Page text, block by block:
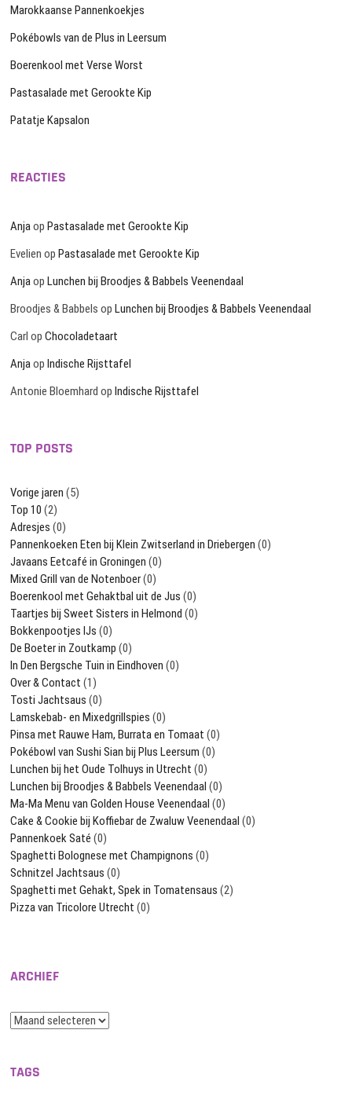
Marokkaanse Pannenkoekjes
Pokébowls van de Plus in Leersum
Boerenkool met Verse Worst
Pastasalade met Gerookte Kip
Patatje Kapsalon
REACTIES
AnjaopPastasalade met Gerookte Kip
Evelien opPastasalade met Gerookte Kip
AnjaopLunchen bij Broodjes & Babbels Veenendaal
Broodjes & Babbels opLunchen bij Broodjes & Babbels Veenendaal
Carl opChocoladetaart
AnjaopIndische Rijsttafel
Antonie Bloemhard opIndische Rijsttafel
TOP POSTS
Vorige jaren (5)
Top 10 (2)
Adresjes (0)
Pannenkoeken Eten bij Klein Zwitserland in Driebergen (0)
Javaans Eetcafé in Groningen (0)
Mixed Grill van de Notenboer(0)
Boerenkool met Gehaktbal uit de Jus (0)
Taartjes bij Sweet Sisters in Helmond (0)
Bokkenpootjes IJs (0)
De Boeter in Zoutkamp (0)
In Den Bergsche Tuin in Eindhoven (0)
Over & Contact (1)
Tosti Jachtsaus (0)
Lamskebab- en Mixedgrillspies (0)
Pinsa met Rauwe Ham, Burrata en Tomaat (0)
Pokébowl van Sushi Sian bij Plus Leersum (0)
Lunchen bij het Oude Tolhuys in Utrecht (0)
Lunchen bij Broodjes & Babbels Veenendaal (0)
Ma-Ma Menu van Golden House Veenendaal (0)
Cake & Cookie bij Koffiebar de Zwaluw Veenendaal (0)
Pannenkoek Saté (0)
Spaghetti Bolognese met Champignons (0)
Schnitzel Jachtsaus (0)
Spaghetti met Gehakt, Spek in Tomatensaus (2)
Pizza van Tricolore Utrecht (0)
ARCHIEF
Archief
TAGS